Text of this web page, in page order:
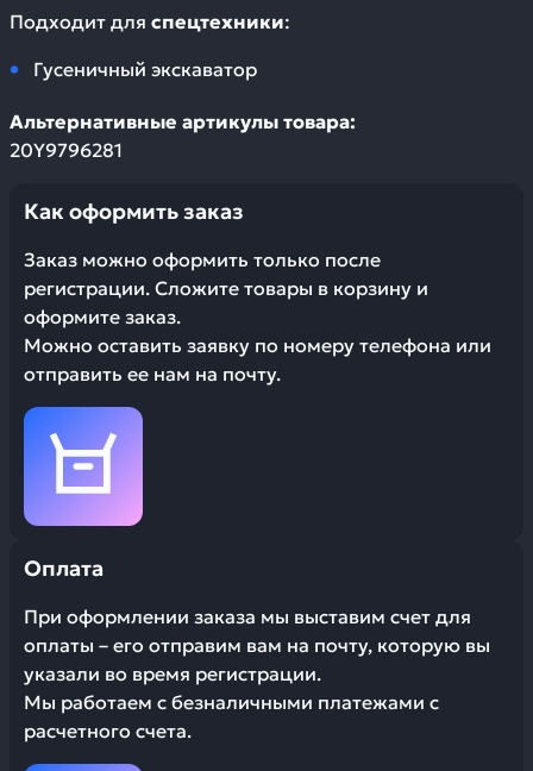
Подходит для спецтехники:
Гусеничный экскаватор
Альтернативные артикулы товара:
20Y9796281
Как оформить заказ
Заказ можно оформить только после
регистрации. Сложите товары в корзину и
оформите заказ.
Можно оставить заявку по номеру телефона или
отправить ее нам на почту.
Оплата
При оформлении заказа мы выставим счет для
оплаты – его отправим вам на почту, которую вы
указали во время регистрации.
Мы работаем с безналичными платежами с
расчетного счета.